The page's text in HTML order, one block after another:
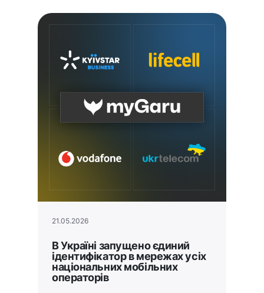
21.05.2026
В Україні запущено єдиний
ідентифікатор в мережах усіх
національних мобільних
операторів